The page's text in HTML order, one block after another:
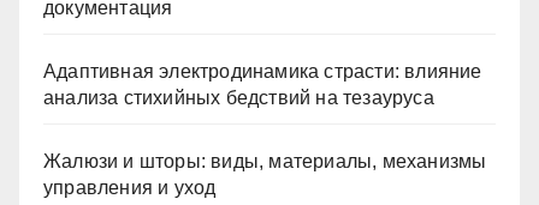
документация
Адаптивная электродинамика страсти: влияние
анализа стихийных бедствий на тезауруса
Жалюзи и шторы: виды, материалы, механизмы
управления и уход